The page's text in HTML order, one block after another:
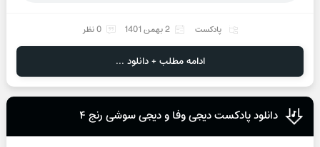
پادکست 2 بهمن 1401 0 نظر
ادامه مطلب + دانلود ...
دانلود پادکست دیجی وفا و دیجی سوشی رنج ۴